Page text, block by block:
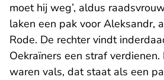
moet hij weg’, aldus
laken een pak voor Aleksandr,
Rode. De rechter vindt
Oekraïners een straf
waren vals, dat staat als een